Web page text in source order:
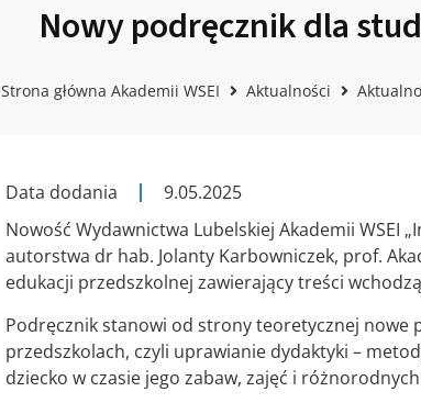
Nowy podręcznik dla
Strona główna Akademii WSEI Aktualności
Data dodania
9.05.2025
Nowość Wydawnictwa Lubelskiej Akademii WSEI
autorstwa dr hab. Jolanty Karbowniczek, prof.
edukacji przedszkolnej zawierający treści
Podręcznik stanowi od strony teoretycznej nowe
przedszkolach, czyli uprawianie dydaktyki –
dziecko w czasie jego zabaw, zajęć i